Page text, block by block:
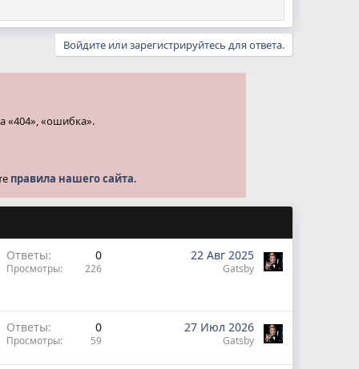
Войдите или зарегистрируйтесь для ответа.
«404», «ошибка».
правила нашего сайта.
Ответы 0
Просмотры 226
22 Авг 2025
Gatsby
Ответы 0
Просмотры 59
27 Июл 2026
Gatsby